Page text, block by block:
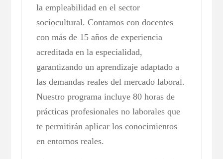
la empleabilidad en el sector
sociocultural. Contamos con docentes
con más de 15 años de experiencia
acreditada en la especialidad,
garantizando un aprendizaje adaptado a
las demandas reales del mercado laboral.
Nuestro programa incluye 80 horas de
prácticas profesionales no laborales que
te permitirán aplicar los conocimientos
en entornos reales.